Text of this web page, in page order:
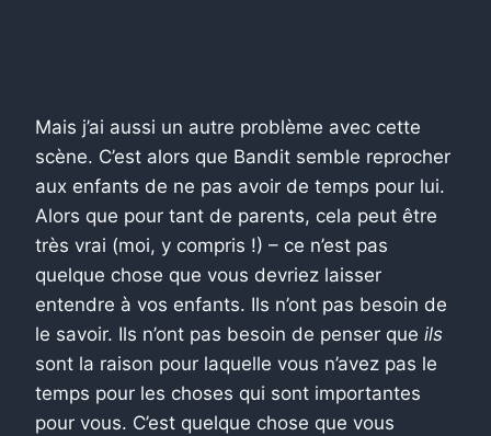
Mais j’ai aussi un autre problème avec cette
scène. C’est alors que Bandit semble reprocher
aux enfants de ne pas avoir de temps pour lui.
Alors que pour tant de parents, cela peut être
très vrai (moi, y compris !) – ce n’est pas
quelque chose que vous devriez laisser
entendre à vos enfants. Ils n’ont pas besoin de
le savoir. Ils n’ont pas besoin de penser que ils
sont la raison pour laquelle vous n’avez pas le
temps pour les choses qui sont importantes
pour vous. C’est quelque chose que vous